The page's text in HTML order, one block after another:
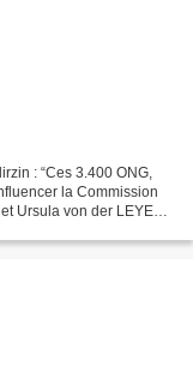
: “Ces 3.400 ONG,
la Commission
Ursula von der LEYEN